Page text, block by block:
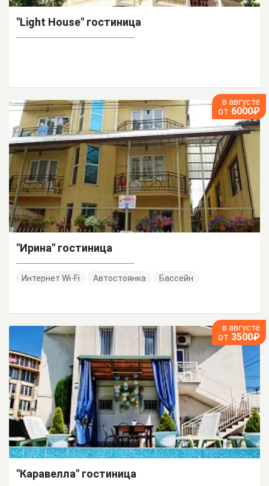
"Light House" гостиница
в августе
от 6000₽
"Ирина" гостиница
Интернет Wi-Fi Автостоянка Бассейн
в августе
от 3500₽
"Каравелла" гостиница